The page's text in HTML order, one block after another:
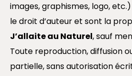
images, graphismes, logo,
le droit d’auteur et sont la
J’allaite au Naturel, sauf
Toute reproduction, diffusion
partielle, sans autorisation